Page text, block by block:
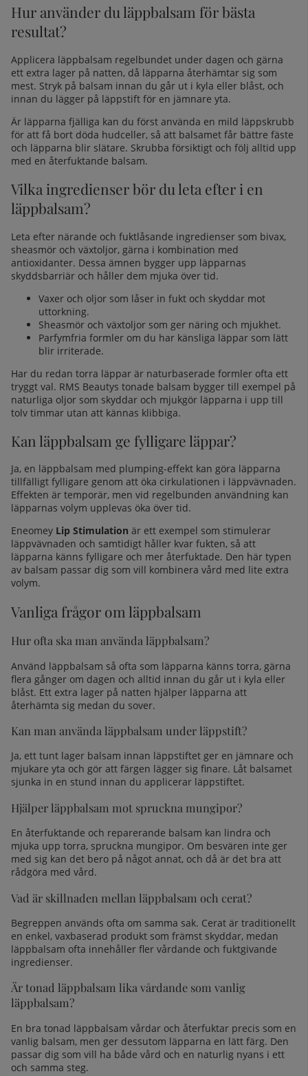
Hur använder du läppbalsam för bästa
resultat?
Applicera läppbalsam regelbundet under dagen och gärna
ett extra lager på natten, då läpparna återhämtar sig som
mest. Stryk på balsam innan du går ut i kyla eller blåst, och
innan du lägger på läppstift för en jämnare yta.
Är läpparna fjälliga kan du först använda en mild läppskrubb
för att få bort döda hudceller, så att balsamet får bättre fäste
och läpparna blir slätare. Skrubba försiktigt och följ alltid upp
med en återfuktande balsam.
Vilka ingredienser bör du leta efter i en
läppbalsam?
Leta efter närande och fuktlåsande ingredienser som bivax,
sheasmör och växtoljor, gärna i kombination med
antioxidanter. Dessa ämnen bygger upp läpparnas
skyddsbarriär och håller dem mjuka över tid.
Vaxer och oljor som låser in fukt och skyddar mot
uttorkning.
Sheasmör och växtoljor som ger näring och mjukhet.
Parfymfria formler om du har känsliga läppar som lätt
blir irriterade.
Har du redan torra läppar är naturbaserade formler ofta ett
tryggt val. RMS Beautys tonade balsam bygger till exempel på
naturliga oljor som skyddar och mjukgör läpparna i upp till
tolv timmar utan att kännas klibbiga.
Kan läppbalsam ge fylligare läppar?
Ja, en läppbalsam med plumping-effekt kan göra läpparna
tillfälligt fylligare genom att öka cirkulationen i läppvävnaden.
Effekten är temporär, men vid regelbunden användning kan
läpparnas volym upplevas öka över tid.
Eneomey Lip Stimulation är ett exempel som stimulerar
läppvävnaden och samtidigt håller kvar fukten, så att
läpparna känns fylligare och mer återfuktade. Den här typen
av balsam passar dig som vill kombinera vård med lite extra
volym.
Vanliga frågor om läppbalsam
Hur ofta ska man använda läppbalsam?
Använd läppbalsam så ofta som läpparna känns torra, gärna
flera gånger om dagen och alltid innan du går ut i kyla eller
blåst. Ett extra lager på natten hjälper läpparna att
återhämta sig medan du sover.
Kan man använda läppbalsam under läppstift?
Ja, ett tunt lager balsam innan läppstiftet ger en jämnare och
mjukare yta och gör att färgen lägger sig finare. Låt balsamet
sjunka in en stund innan du applicerar läppstiftet.
Hjälper läppbalsam mot spruckna mungipor?
En återfuktande och reparerande balsam kan lindra och
mjuka upp torra, spruckna mungipor. Om besvären inte ger
med sig kan det bero på något annat, och då är det bra att
rådgöra med vård.
Vad är skillnaden mellan läppbalsam och cerat?
Begreppen används ofta om samma sak. Cerat är traditionellt
en enkel, vaxbaserad produkt som främst skyddar, medan
läppbalsam ofta innehåller fler vårdande och fuktgivande
ingredienser.
Är tonad läppbalsam lika vårdande som vanlig
läppbalsam?
En bra tonad läppbalsam vårdar och återfuktar precis som en
vanlig balsam, men ger dessutom läpparna en lätt färg. Den
passar dig som vill ha både vård och en naturlig nyans i ett
och samma steg.